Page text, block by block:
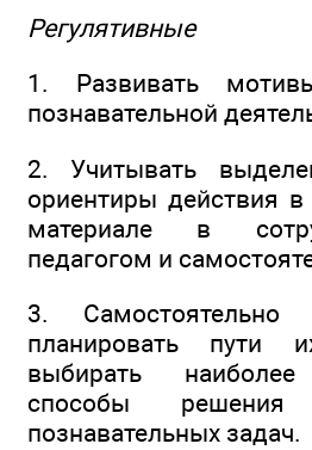
Регулятивные
1. Развивать
познавательной
2. Учитывать
ориентиры действия
материале в
педагогом и
3. Самостоятельно
планировать пути
выбирать
способы
познавательных задач.